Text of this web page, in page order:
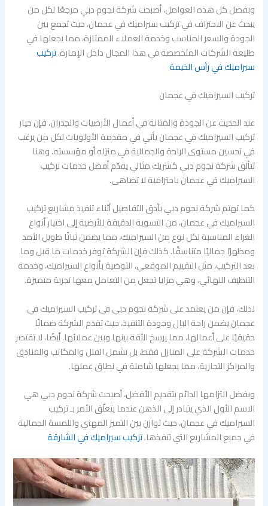
وبفضل كل هذه العوامل، أصبحت شركة نجوم دبي مرجعًا لكل من
يبحث عن الاحتراف في تركيب سيراميك في عجمان، حيث تجمع بين
الجودة والسعر المناسب وخدمة العملاء الممتازة، مما يجعلها في
طليعة الشركات المتخصصة في هذا المجال داخل الإمارة.تركيب
سيراميك في رأس الخيمة
تركيب السيراميك في عجمان
عند الحديث عن الجودة والمتانة في أعمال الأرضيات والجدران، فإن خيار
تركيب السيراميك في عجمان يأتي في مقدمة الأولويات لكل من يرغب
في تحسين مستوى الراحة والجمالية في منزله أو مؤسسته. وهنا
تتألق شركة نجوم دبي كشريك مثالي يقدّم أفضل خدمات تركيب
السيراميك في عجمان باحترافية لا تضاهى.
كما تهتم شركة نجوم دبي بأدق التفاصيل أثناء تنفيذ مشاريع تركيب
السيراميك في عجمان، من التسوية الدقيقة للأرضية إلى اختيار أنواع
الغراء المناسبة لكل نوع من السيراميك، مما يضمن ثباتًا طويل الأمد
ومظهرًا جماليًا متناسقًا. كذلك فإن الشركة توفر خدمات ما قبل وما
بعد التركيب، مثل التقييم الموقعي، التوصية بأنواع السيراميك، وخدمة
التنظيف النهائي، وهي مزايا تجعل من التعامل معها تجربة متميزة.
لذلك، فإن من يعتمد على شركة نجوم دبي في تركيب السيراميك في
عجمان يضمن راحة البال وجودة التنفيذ، حيث تقدم الشركة ضمانًا
حقيقيًا على أعمالها، مما يرسخ الثقة بينها وبين عملائها. أيضًا، لا تقتصر
خدمات الشركة على المنازل فقط، بل تشمل الفلل والمكاتب والفنادق
والمراكز التجارية، مما يجعلها شاملة في نطاق عملها.
وبفضل التزامها الدائم بتقديم الأفضل، أصبحت شركة نجوم دبي هي
الاسم الأول الذي يتبادر إلى الذهن عندما يتعلّق الأمر بـ تركيب
السيراميك في عجمان، حيث توازن بين التميز المهني واللمسة الجمالية
في جميع المشاريع التي تنفذها.تركيب سيراميك في الشارقة